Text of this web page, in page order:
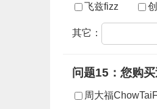
飞兹fizz
其它：
问题15：您购
周大福